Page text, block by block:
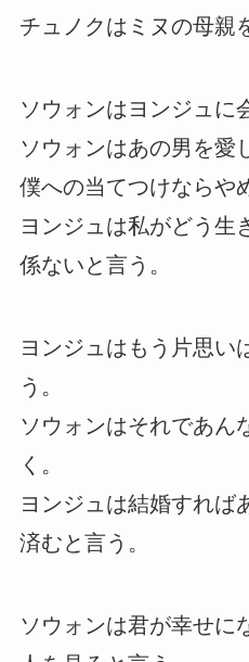
チュノクはミヌの母親
ソウォンはヨンジュに
ソウォンはあの男を愛
僕への当てつけならや
ヨンジュは私がどう生
係ないと言う。
ヨンジュはもう片思い
う。
ソウォンはそれであん
く。
ヨンジュは結婚すれば
済むと言う。
ソウォンは君が幸せに